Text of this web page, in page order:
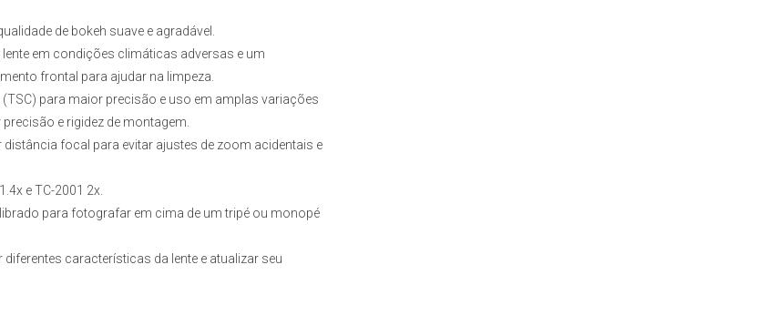
de bokeh suave e agradável.
em condições climáticas adversas e um
frontal para ajudar na limpeza.
para maior precisão e uso em amplas variações
e rigidez de montagem.
focal para evitar ajustes de zoom acidentais e
e TC-2001 2x.
para fotografar em cima de um tripé ou monopé
características da lente e atualizar seu